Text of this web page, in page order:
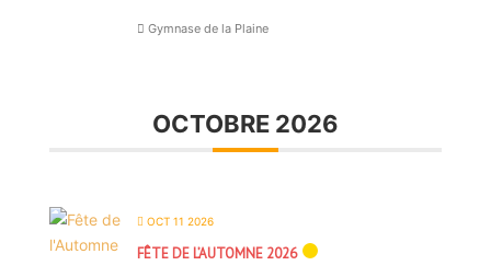
Gymnase de la Plaine
OCTOBRE 2026
OCT 11 2026
FÊTE DE L’AUTOMNE 2026